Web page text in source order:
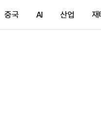
중국 AI 산업 재